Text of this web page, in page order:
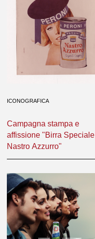
ICONOGRAFICA
Campagna stampa e
affissione "Birra Speciale
Nastro Azzurro"